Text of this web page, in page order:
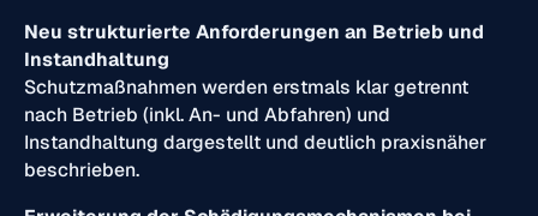
Neu strukturierte Anforderungen an Betrieb und
Instandhaltung
Schutzmaßnahmen werden erstmals klar getrennt
nach Betrieb (inkl. An- und Abfahren) und
Instandhaltung dargestellt und deutlich praxisnäher
beschrieben.